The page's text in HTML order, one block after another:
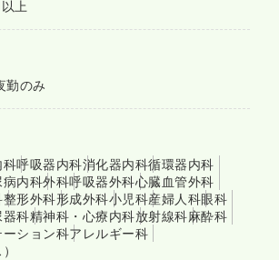
上
勤のみ
科呼吸器内科消化器内科循環器内科
病内科外科呼吸器外科心臓血管外科
整形外科形成外科小児科産婦人科眼科
器科精神科・心療内科放射線科麻酔科
ーション科アレルギー科